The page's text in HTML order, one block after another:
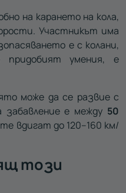
на карането на кола,
Участникът има
е с колани,
умения, е
може да се развие с
забавление е между 50
вдигат до 120–160 км/
този